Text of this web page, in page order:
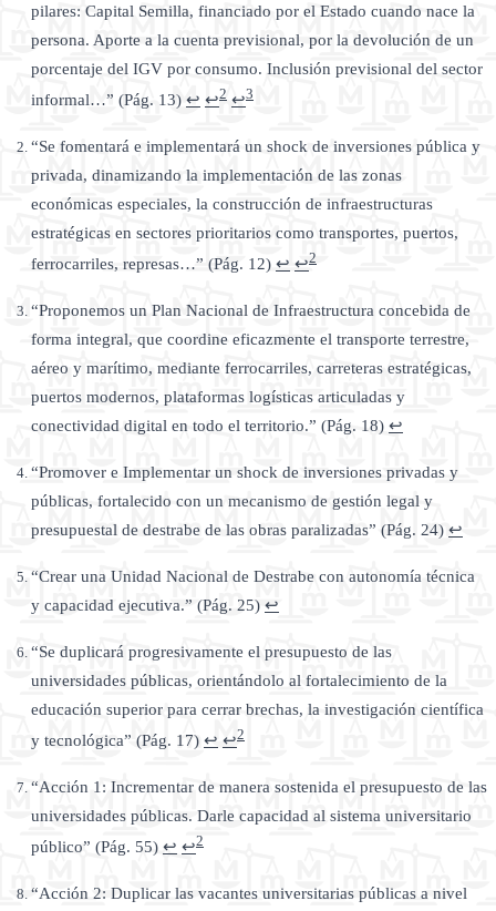
pilares: Capital Semilla, financiado por el Estado cuando nace la
persona. Aporte a la cuenta previsional, por la devolución de un
porcentaje del IGV por consumo. Inclusión previsional del sector
informal…” (Pág. 13) ↩ ↩2 ↩3
“Se fomentará e implementará un shock de inversiones pública y
privada, dinamizando la implementación de las zonas
económicas especiales, la construcción de infraestructuras
estratégicas en sectores prioritarios como transportes, puertos,
ferrocarriles, represas…” (Pág. 12) ↩ ↩2
“Proponemos un Plan Nacional de Infraestructura concebida de
forma integral, que coordine eficazmente el transporte terrestre,
aéreo y marítimo, mediante ferrocarriles, carreteras estratégicas,
puertos modernos, plataformas logísticas articuladas y
conectividad digital en todo el territorio.” (Pág. 18) ↩
“Promover e Implementar un shock de inversiones privadas y
públicas, fortalecido con un mecanismo de gestión legal y
presupuestal de destrabe de las obras paralizadas” (Pág. 24) ↩
“Crear una Unidad Nacional de Destrabe con autonomía técnica
y capacidad ejecutiva.” (Pág. 25) ↩
“Se duplicará progresivamente el presupuesto de las
universidades públicas, orientándolo al fortalecimiento de la
educación superior para cerrar brechas, la investigación científica
y tecnológica” (Pág. 17) ↩ ↩2
“Acción 1: Incrementar de manera sostenida el presupuesto de las
universidades públicas. Darle capacidad al sistema universitario
público” (Pág. 55) ↩ ↩2
“Acción 2: Duplicar las vacantes universitarias públicas a nivel